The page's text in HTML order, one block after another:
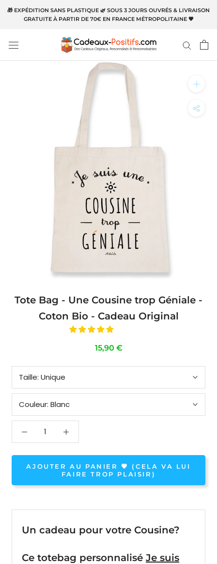
Aller🎁 EXPÉDITION SANS PLASTIQUE 🌿 SOUS 3 JOURS OUVRÉS & LIVRAISON
GRATUITE À PARTIR DE 70€ EN FRANCE MÉTROPOLITAINE 🧡
Tote Bag - Une Cousine trop Géniale -
Coton Bio - Cadeau Original
15,90 €
Taille: Unique
Couleur: Blanc
AJOUTER AU PANIER 🧡 (CELA VA LUI
FAIRE TROP PLAISIR)
Un cadeau pour votre Cousine?
Ce totebag personnalisé Je suis